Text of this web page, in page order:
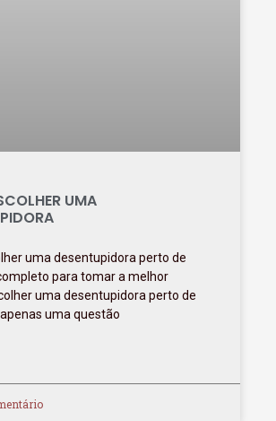
UMA
uma desentupidora perto de
para tomar a melhor
uma desentupidora perto de
uma questão